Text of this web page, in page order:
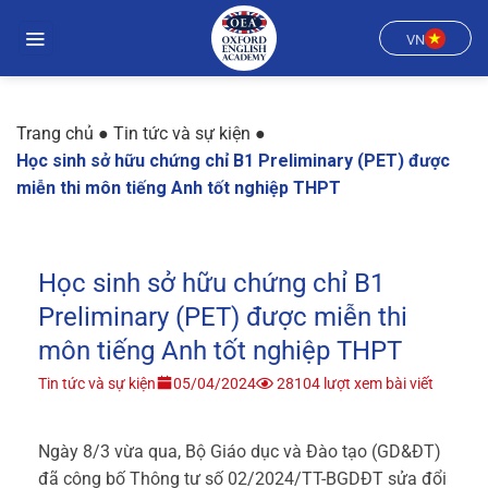
đến
VN
Trang chủ ● Tin tức và sự kiện ●
Học sinh sở hữu chứng chỉ B1 Preliminary (PET) được
miễn thi môn tiếng Anh tốt nghiệp THPT
Học sinh sở hữu chứng chỉ B1
Preliminary (PET) được miễn thi
môn tiếng Anh tốt nghiệp THPT
Tin tức và sự kiện 05/04/2024 28104 lượt xem bài viết
Ngày 8/3 vừa qua, Bộ Giáo dục và Đào tạo (GD&ĐT)
đã công bố Thông tư số 02/2024/TT-BGDĐT sửa đổi